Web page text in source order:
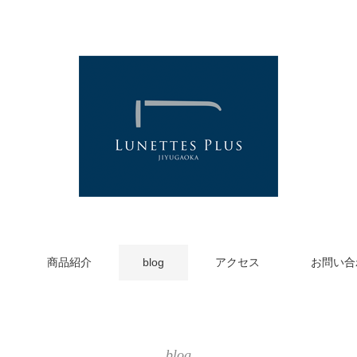
商品紹介 blog アクセス お問い